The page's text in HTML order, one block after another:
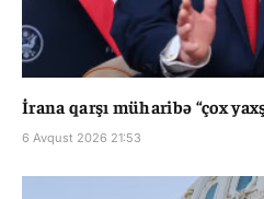
İrana qarşı müharibə “çox
6 Avqust 2026 21:53